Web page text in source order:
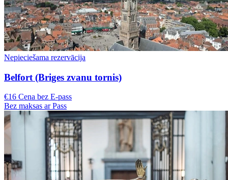
Nepieciešama rezervācija
Belfort (Briges zvanu tornis)
€16 Cena bez E-pass
Bez maksas ar Pass